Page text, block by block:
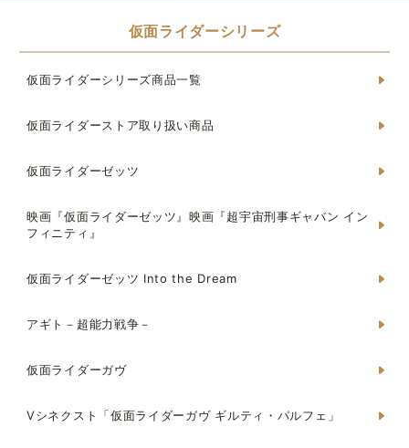
仮面ライダーシリーズ
仮面ライダーシリーズ商品一覧
仮面ライダーストア取り扱い商品
仮面ライダーゼッツ
映画『仮面ライダーゼッツ』映画『超宇宙刑事ギャバン イン
フィニティ』
仮面ライダーゼッツ Into the Dream
アギト－超能力戦争－
仮面ライダーガヴ
Vシネクスト「仮面ライダーガヴ ギルティ・パルフェ」